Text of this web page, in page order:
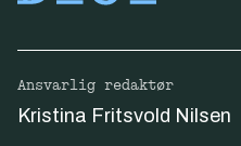
Ansvarlig redaktør
Kristina Fritsvold Nilsen